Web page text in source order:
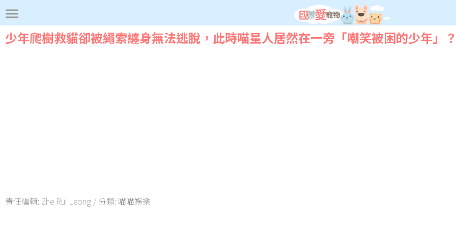
少年爬樹救貓卻被繩索纏身無法逃脫，此時喵星人居然在一旁「嘲笑被困的少年」
責任編輯: Zhe Rui Leong / 分類: 喵喵娛樂